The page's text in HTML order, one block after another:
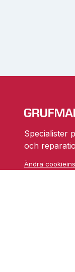
Specialister
och
Ändra